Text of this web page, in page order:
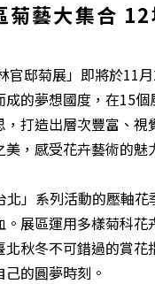
菊藝大集合
邸菊展」即將於11
的夢想國度，在15
打造出層次豐富、
美，感受花卉藝術的
」系列活動的壓軸
展區運用多樣菊科
秋冬不可錯過的賞
己的圓夢時刻。